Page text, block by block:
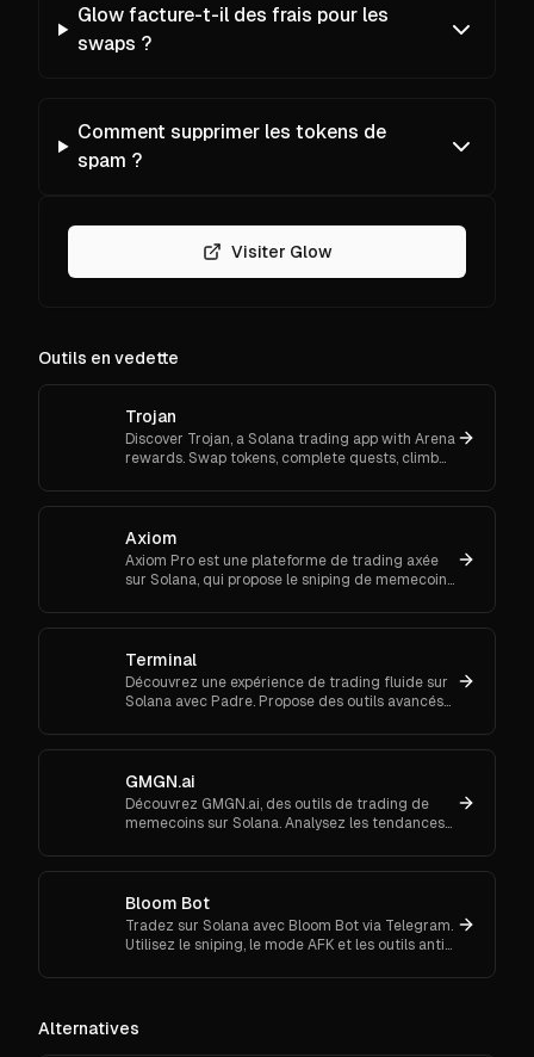
Glow facture-t-il des frais pour les
swaps ?
Comment supprimer les tokens de
spam ?
Visiter Glow
Outils en vedette
Trojan
Discover Trojan, a Solana trading app with Arena
rewards. Swap tokens, complete quests, climb
now and start earn
Axiom
Axiom Pro est une plateforme de trading axée
sur Solana, qui propose le sniping de memecoins,
Terminal
Découvrez une expérience de trading fluide sur
Solana avec Padre. Propose des outils avancés
portefeuille.
GMGN.ai
Découvrez GMGN.ai, des outils de trading de
memecoins sur Solana. Analysez les tendances
des swaps inter-chaînes.
Bloom Bot
Tradez sur Solana avec Bloom Bot via Telegram.
Utilisez le sniping, le mode AFK et les outils anti-
transactions crypto.
Alternatives